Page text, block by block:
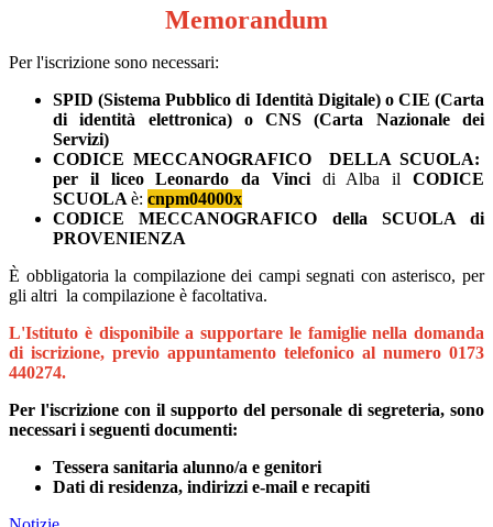
Memorandum
Per l'iscrizione sono necessari:
SPID (Sistema Pubblico di Identità Digitale) o CIE (Carta
di identità elettronica) o CNS (Carta Nazionale dei
Servizi)
CODICE MECCANOGRAFICO DELLA SCUOLA:
per il liceo Leonardo da Vincidi Alba ilCODICE
SCUOLA è: cnpm04000x
CODICE MECCANOGRAFICO della SCUOLA di
PROVENIENZA
È obbligatoria la compilazione dei campi segnati con asterisco, per
gli altri la compilazione è facoltativa.
L'Istituto è disponibile a supportare le famiglie nella domanda
di iscrizione, previo appuntamento telefonico al numero 0173
440274.
Per l'iscrizione con il supporto del personale di segreteria, sono
necessari i seguenti documenti:
Tessera sanitaria alunno/a e genitori
Dati di residenza, indirizzi e-mail e recapiti